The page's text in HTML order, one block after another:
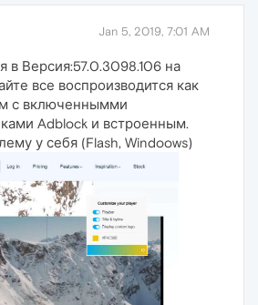
Jan 5, 2019, 7:01 AM
в Версия:57.0.3098.106 на
все воспроизводится как
с включеннымми
Adblock и встроенным.
у себя (Flash, Windoows)